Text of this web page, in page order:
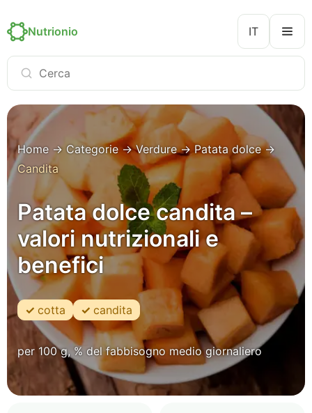
Nutrionio IT
Home → Categorie →Verdure→Patata dolce→
Candita
Patata dolce candita –
valori nutrizionali e
benefici
cotta candita
per 100 g, % del fabbisogno medio giornaliero